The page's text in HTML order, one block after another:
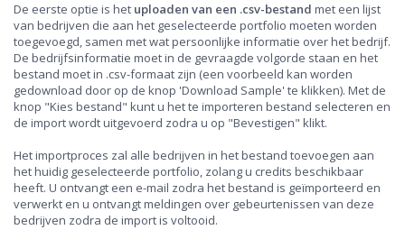
De eerste optie is het uploaden van een .csv-bestand met een lijst
van bedrijven die aan het geselecteerde portfolio moeten worden
toegevoegd, samen met wat persoonlijke informatie over het bedrijf.
De bedrijfsinformatie moet in de gevraagde volgorde staan en het
bestand moet in .csv-formaat zijn (een voorbeeld kan worden
gedownload door op de knop 'Download Sample' te klikken). Met de
knop "Kies bestand" kunt u het te importeren bestand selecteren en
de import wordt uitgevoerd zodra u op "Bevestigen" klikt.
Het importproces zal alle bedrijven in het bestand toevoegen aan
het huidig geselecteerde portfolio, zolang u credits beschikbaar
heeft. U ontvangt een e-mail zodra het bestand is geïmporteerd en
verwerkt en u ontvangt meldingen over gebeurtenissen van deze
bedrijven zodra de import is voltooid.